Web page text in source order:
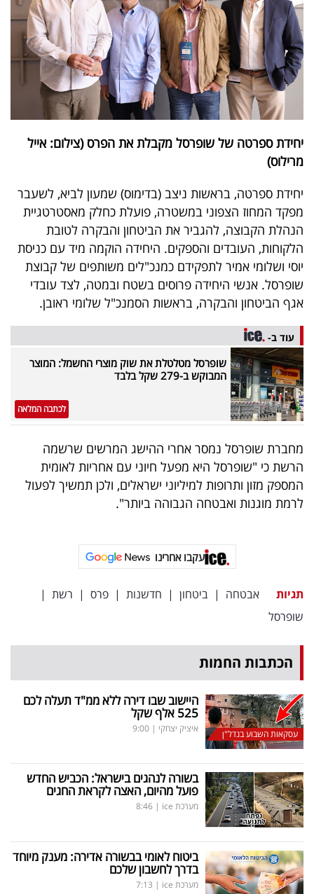
שיתופי
פעולה
דרושים
ניוזלטרים
מייל
אדום
פרסמו
באייס
עקבו
אחרינו:
יחידת ספרטה של שופרסל מקבלת את הפרס (צילום: אייל
מרילוס)
יחידת ספרטה, בראשות ניצב (בדימוס) שמעון לביא, לשעבר
מפקד המחוז הצפוני במשטרה, פועלת כחלק מאסטרטגיית
הנהלת הקבוצה, להגביר את הביטחון והבקרה לטובת
הלקוחות, העובדים והספקים. היחידה הוקמה מיד עם כניסת
יוסי ושלומי אמיר לתפקידם כמנכ"לים משותפים של קבוצת
שופרסל. אנשי היחידה פרוסים בשטח ובמטה, לצד עובדי
אגף הביטחון והבקרה, בראשות הסמנכ"ל שלומי ראובן.
עוד ב-
שופרסל מטלטלת את שוק מוצרי החשמל: המוצר
המבוקש ב-279 שקל בלבד
לכתבה המלאה
מחברת שופרסל נמסר אחרי ההישג המרשים שרשמה
הרשת כי "שופרסל היא מפעל חיוני עם אחריות לאומית
המספק מזון ותרופות למיליוני ישראלים, ולכן תמשיך לפעול
לרמת מוגנות ואבטחה הגבוהה ביותר".
עקבו אחרינו
תגיות אבטחה | ביטחון | חדשנות | פרס | רשת |
שופרסל
הכתבות החמות
עסקאות השבוע בנדל"ן
היישוב שבו דירה ללא ממ"ד תעלה לכם
525 אלף שקל
איציק יצחקי |
9:00
בשורה לנהגים בישראל: הכביש החדש
פועל מהיום, האצה לקראת החגים
מערכת ice |
8:46
ביטוח לאומי בבשורה אדירה: מענק מיוחד
בדרך לחשבון שלכם
מערכת ice |
7:13